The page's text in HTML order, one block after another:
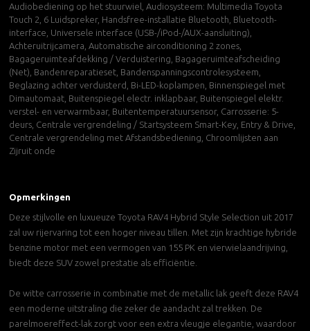
Audiobediening op het stuurwiel, Audiosysteem: Multimedia Toyota
Touch 2, 6 Luidspreker, Handsfree-installatie Bluetooth, Bluetooth-
interface, Universele interface (USB-/iPod-/AUX-aansluiting),
Achteruitrijcamera, Automatische airconditioning 2 zones,
Bagageruimteafdekking / Verduistering, Bagageruimteafscheiding
(Net), Bandenreparatieset, Bandenspanningscontrolesysteem,
Beglazing achter verduisterd, Bi-LED-koplampen, Binnenspiegel met
Dimautomaat, Buitenspiegel electr. inklapbaar, Buitenspiegel elektr.
verstel- en verwarmbaar, Buitentemperatuursensor, Carrosserie: 5-
deurs, Centrale vergrendeling / Startsysteem Smart-Key, Entry & Drive,
Centrale vergrendeling met Afstandsbediening, Chroomlijsten aan
Zijruit onde
Opmerkingen
Deze stijlvolle en luxueuze Toyota RAV4 Hybrid Style Selection uit 2017
zal uw rijervaring tot een hoger niveau tillen. Met zijn krachtige hybride
benzine motor met een vermogen van 155 PK en vierwielaandrijving,
biedt deze SUV zowel prestatie als efficiëntie.
De witte carrosserie in combinatie met de metallic lak geeft deze RAV4
een moderne uitstraling die zeker de aandacht zal trekken. De
parelmoereffect-lak zorgt voor een extra vleugje elegantie, waardoor